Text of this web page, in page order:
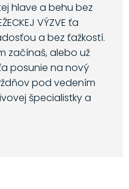
hlave a behu bez
VÝZVE ťa
a bez ťažkostí.
začínaš, alebo už
posunie na nový
pod vedením
špecialistky a